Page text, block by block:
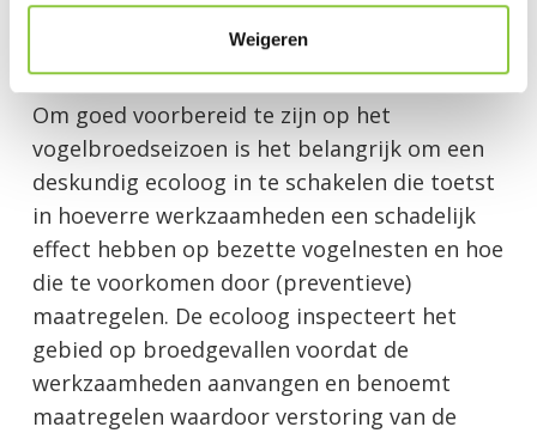
Weigeren
Om goed voorbereid te zijn op het
vogelbroedseizoen is het belangrijk om een
deskundig ecoloog in te schakelen die toetst
in hoeverre werkzaamheden een schadelijk
effect hebben op bezette vogelnesten en hoe
die te voorkomen door (preventieve)
maatregelen. De ecoloog inspecteert het
gebied op broedgevallen voordat de
werkzaamheden aanvangen en benoemt
maatregelen waardoor verstoring van de